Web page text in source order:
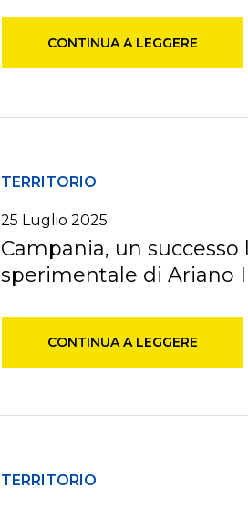
CONTINUA A LEGGERE
TERRITORIO
25 Luglio 2025
Campania, un successo
sperimentale di Ariano
CONTINUA A LEGGERE
TERRITORIO